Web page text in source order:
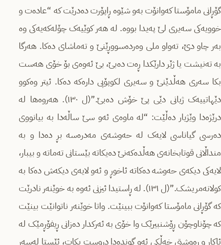
گۆڕانی مامۆستا کەوانۆت بەو شێوە ڕاپۆرت دەدرێت کە “عادەت و
خوویەکی سەیری لێ پەیدا بووە. لە هەر کوێیەک چۆلەکەیەکی وە
بەر چاو دێ، تەواو ملی وەردەسووڕێنێ و تەماشای دەکا. هەرگا
بە تەنیشت یا ژێر دارێکدا ڕەت دەبێ، بێ ئەوەی بۆ خۆی هەست
بکا سەری هەڵدێنێ و سەیری لکوپۆپی دارەکە دەکا. ئیتر وەکوو
دێهاتییەک ژیانی دێی پێ خۆش دەبێ.”(ل ١٣٠). هەروەها لە
درێژەدا وێژیار دەڵێت: “لە ماوەی ئەو سێ ساڵەدا بە بیانووی
دەرسی گیاناسی لایەک لە حەوشەی مەدرەسە بڕ دەدا و بە
منداڵانی قوتابخانەی هەڵدەکەنێ دەیکاتە بێستانی تەماتە و بیبار،
لایەکی دیکەی حەوشە دەکاتە ئاخوڕ و ئەو لایەی دیکەش دەکا بە
کولانەمریشک.”(ل ١٣١). لە ڕاستیدا ئیزنی ئەوە بە خوێنەر نادرێت
کە گۆڕانی مامۆستا کەوانۆت ببینێت. واتا خوێنەر ناتوانێت بینێت
کە چۆناوچۆن ڕۆشنبیرێک وا خۆی بە ئەرکدار دەزانی ڕیفۆڕمێک لە
ئاکار و ڕەوشتی خەڵکی ئەو گوندەدا دروست بکات، ئێستا لەسەر